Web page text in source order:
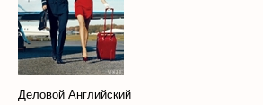
Деловой Английский